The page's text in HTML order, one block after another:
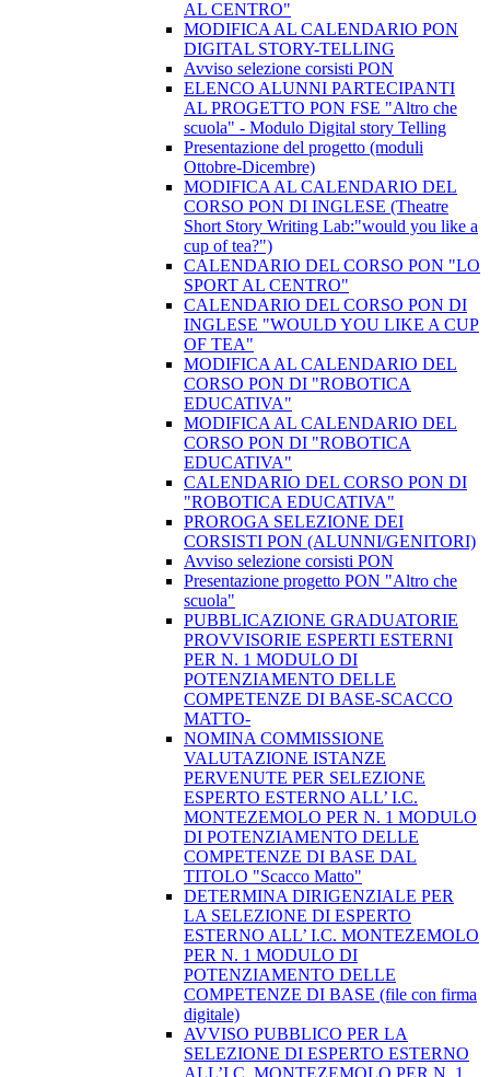
AL CENTRO"
MODIFICA AL CALENDARIO PON
DIGITAL STORY-TELLING
Avviso selezione corsisti PON
​ELENCO ALUNNI PARTECIPANTI
AL PROGETTO PON FSE "Altro che
scuola" - Modulo Digital story Telling
Presentazione del progetto (moduli
Ottobre-Dicembre)
​MODIFICA AL CALENDARIO DEL
CORSO PON DI INGLESE (Theatre
Short Story Writing Lab:"would you like a
cup of tea?")
CALENDARIO DEL CORSO PON "LO
SPORT AL CENTRO"
CALENDARIO DEL CORSO PON DI
INGLESE "WOULD YOU LIKE A CUP
OF TEA"
MODIFICA AL CALENDARIO DEL
CORSO PON DI "ROBOTICA
EDUCATIVA"
MODIFICA AL CALENDARIO DEL
CORSO PON DI "ROBOTICA
EDUCATIVA"
CALENDARIO DEL CORSO PON DI
"ROBOTICA EDUCATIVA"
PROROGA SELEZIONE DEI
CORSISTI PON (ALUNNI/GENITORI)
Avviso selezione corsisti PON
​Presentazione progetto PON "Altro che
scuola"
PUBBLICAZIONE GRADUATORIE
PROVVISORIE ESPERTI ESTERNI
PER N. 1 MODULO DI
POTENZIAMENTO DELLE
COMPETENZE DI BASE-SCACCO
MATTO-
NOMINA COMMISSIONE
VALUTAZIONE ISTANZE
PERVENUTE PER SELEZIONE
ESPERTO ESTERNO ALL’ I.C.
MONTEZEMOLO PER N. 1 MODULO
DI POTENZIAMENTO DELLE
COMPETENZE DI BASE DAL
TITOLO "Scacco Matto"
DETERMINA DIRIGENZIALE PER
LA SELEZIONE DI ESPERTO
ESTERNO ALL’ I.C. MONTEZEMOLO
PER N. 1 MODULO DI
POTENZIAMENTO DELLE
COMPETENZE DI BASE (file con firma
digitale)
AVVISO PUBBLICO PER LA
SELEZIONE DI ESPERTO ESTERNO